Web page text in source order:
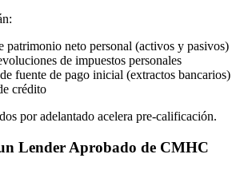
patrimonio neto personal (activos y pasivos)
de impuestos personales
fuente de pago inicial (extractos bancarios)
crédito
por adelantado acelera pre-calificación.
Lender Aprobado de CMHC